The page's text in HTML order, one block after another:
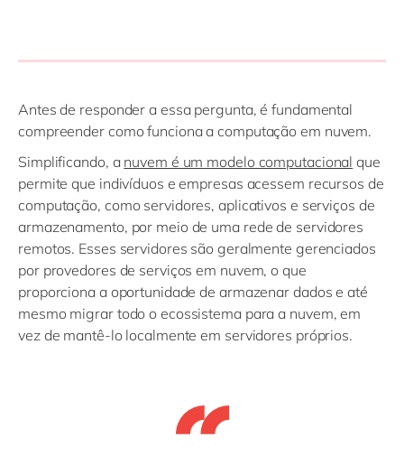
Antes de responder a essa pergunta, é fundamental
compreender como funciona a computação em nuvem.
Simplificando, a nuvem é um modelo computacional que
permite que indivíduos e empresas acessem recursos de
computação, como servidores, aplicativos e serviços de
armazenamento, por meio de uma rede de servidores
remotos. Esses servidores são geralmente gerenciados
por provedores de serviços em nuvem, o que
proporciona a oportunidade de armazenar dados e até
mesmo migrar todo o ecossistema para a nuvem, em
vez de mantê-lo localmente em servidores próprios.